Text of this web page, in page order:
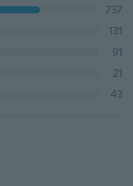
737
131
91
21
43